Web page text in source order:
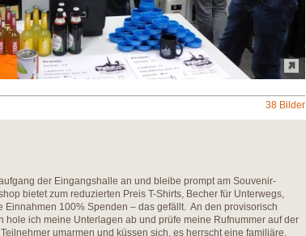
38 Bilder
der Eingangshalle an und bleibe prompt am Souvenir-
bietet zum reduzierten Preis T-Shirts, Becher für Unterwegs,
Einnahmen 100% Spenden – das gefällt. An den provisorisch
hole ich meine Unterlagen ab und prüfe meine Rufnummer auf der
umarmen und küssen sich, es herrscht eine familiäre,